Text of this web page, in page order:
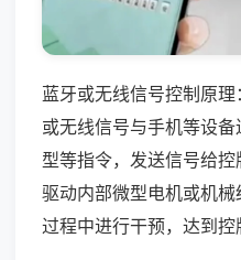
蓝牙或无线信号控制原
或无线信号与手机等设
型等指令，发送信号给
驱动内部微型电机或机
过程中进行干预，达到控